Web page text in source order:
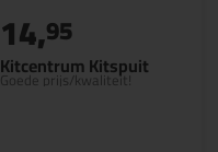
Kitcentrum Kitspuit
Goede prijs/kwaliteit!
14,95